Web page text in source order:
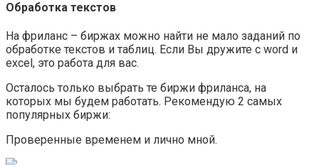
Обработка текстов
На фриланс – биржах можно найти не мало заданий по
обработке текстов и таблиц. Если Вы дружите с word и
excel, это работа для вас.
Осталось только выбрать те биржи фриланса, на
которых мы будем работать. Рекомендую 2 самых
популярных биржи:
Проверенные временем и лично мной.